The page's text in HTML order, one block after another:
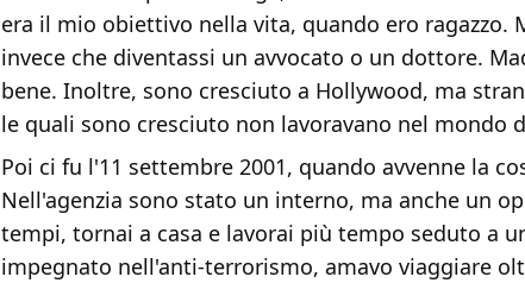
era il mio obiettivo nella vita, quando ero ragazzo.
invece che diventassi un avvocato o un dottore.
bene. Inoltre, sono cresciuto a Hollywood, ma
le quali sono cresciuto non lavoravano nel mondo
Poi ci fu l'11 settembre 2001, quando avvenne la
Nell'agenzia sono stato un interno, ma anche un
tempi, tornai a casa e lavorai più tempo seduto a
impegnato nell'anti-terrorismo, amavo viaggiare